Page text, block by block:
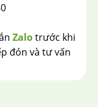
Zalotrước khi
đón và tư vấn